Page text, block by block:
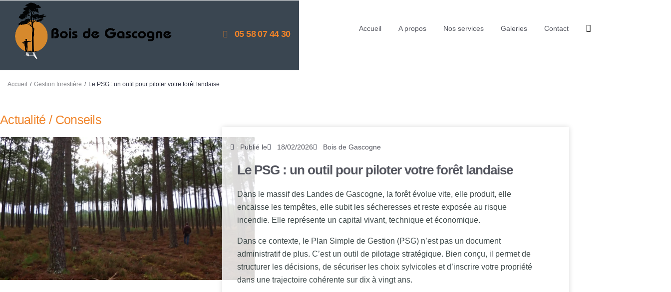
05 58 07 44 30
Accueil A propos Nos services Galeries Contact
Accueil / Gestion forestière / Le PSG : un outil pour piloter votre forêt landaise
Actualité / Conseils
Publié le 18/02/2026 Bois de Gascogne
Le PSG : un outil pour piloter votre forêt landaise
Dans le massif des Landes de Gascogne, la forêt évolue vite, elle produit, elle
encaisse les tempêtes, elle subit les sécheresses et reste exposée au risque
incendie. Elle représente un capital vivant, technique et économique.
Dans ce contexte, le Plan Simple de Gestion (PSG) n’est pas un document
administratif de plus. C’est un outil de pilotage stratégique. Bien conçu, il permet de
structurer les décisions, de sécuriser les choix sylvicoles et d’inscrire votre propriété
dans une trajectoire cohérente sur dix à vingt ans.